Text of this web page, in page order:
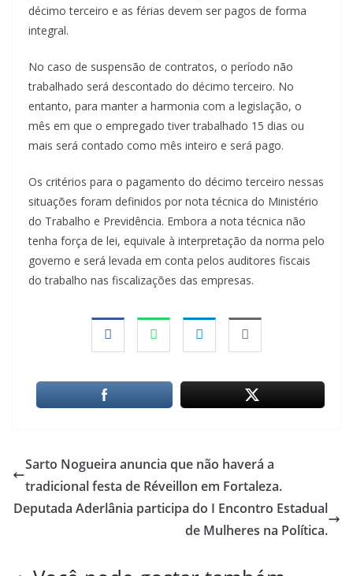
décimo terceiro e as férias devem ser pagos de forma
integral.
No caso de suspensão de contratos, o período não
trabalhado será descontado do décimo terceiro. No
entanto, para manter a harmonia com a legislação, o
mês em que o empregado tiver trabalhado 15 dias ou
mais será contado como mês inteiro e será pago.
Os critérios para o pagamento do décimo terceiro nessas
situações foram definidos por nota técnica do Ministério
do Trabalho e Previdência. Embora a nota técnica não
tenha força de lei, equivale à interpretação da norma pelo
governo e será levada em conta pelos auditores fiscais
do trabalho nas fiscalizações das empresas.
Sarto Nogueira anuncia que não haverá a
tradicional festa de Réveillon em Fortaleza.
Deputada Aderlânia participa do I Encontro Estadual
de Mulheres na Política.